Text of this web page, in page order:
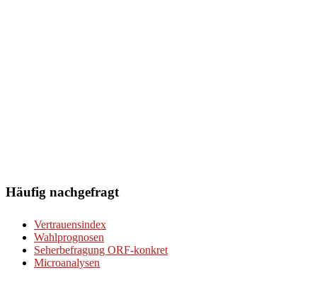
Häufig nachgefragt
Vertrauensindex
Wahlprognosen
Seherbefragung ORF-konkret
Microanalysen